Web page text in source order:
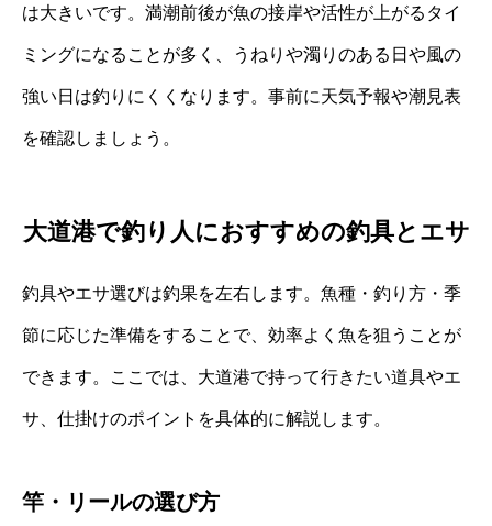
は大きいです。満潮前後が魚の接岸や活性が上がるタイ
ミングになることが多く、うねりや濁りのある日や風の
強い日は釣りにくくなります。事前に天気予報や潮見表
を確認しましょう。
大道港で釣り人におすすめの釣具とエサ
釣具やエサ選びは釣果を左右します。魚種・釣り方・季
節に応じた準備をすることで、効率よく魚を狙うことが
できます。ここでは、大道港で持って行きたい道具やエ
サ、仕掛けのポイントを具体的に解説します。
竿・リールの選び方